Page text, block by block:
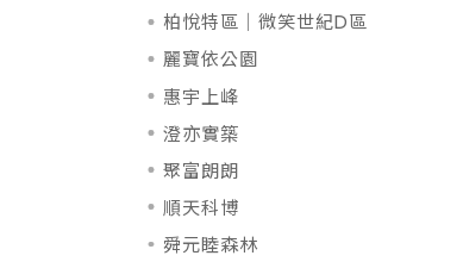
柏悅特區｜微笑世紀D區
麗寶依公園
惠宇上峰
澄亦實築
聚富朗朗
順天科博
舜元睦森林